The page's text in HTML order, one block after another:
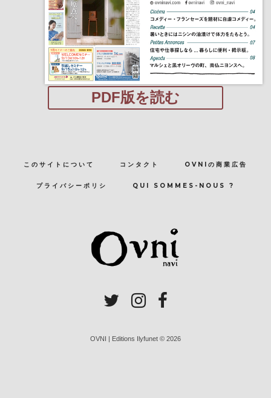
PDF版を読む
このサイトについて コンタクト OVNIの商業広告
プライバシーポリシ QUI SOMMES-NOUS ?
OVNI | Editions Ilyfunet © 2026